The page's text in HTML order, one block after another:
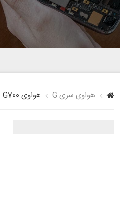
هواوی سری G هواوی G700